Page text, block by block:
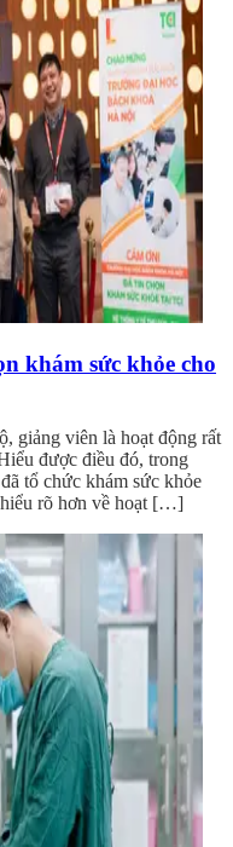
khám sức khỏe cho
giảng viên là hoạt động rất
được điều đó, trong
tổ chức khám sức khỏe
rõ hơn về hoạt […]